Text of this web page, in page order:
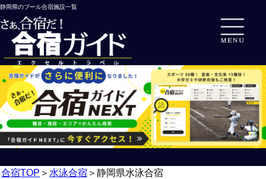
静岡県のプール合宿施設一覧
合宿TOP ＞ 水泳合宿 ＞ 静岡県水泳合宿